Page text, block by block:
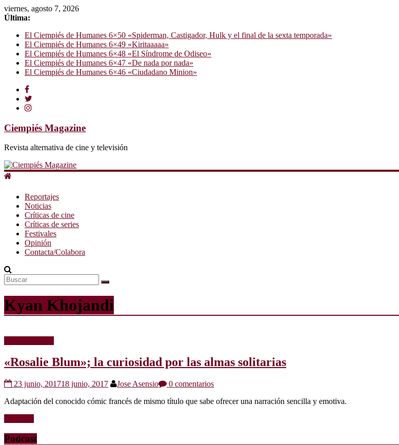
viernes, agosto 7, 2026
Última:
El Ciempiés de Humanes 6×50 «Spiderman, Castigador, Hulk y el final de la sexta temporada»
El Ciempiés de Humanes 6×49 «Kiritaaaaa»
El Ciempiés de Humanes 6×48 «El Síndrome de Odiseo»
El Ciempiés de Humanes 6×47 «De nada por nada»
El Ciempiés de Humanes 6×46 «Ciudadano Minion»
Ciempiés Magazine
Revista alternativa de cine y televisión
Reportajes
Noticias
Críticas de cine
Críticas de series
Festivales
Opinión
Contacta/Colabora
Kyan Khojandi
«Rosalie Blum»; la curiosidad por las almas solitarias
23 junio, 201718 junio, 2017 Jose Asensio
0 comentarios
Adaptación del conocido cómic francés de mismo título que sabe ofrecer una narración sencilla y emotiva.
Podcast